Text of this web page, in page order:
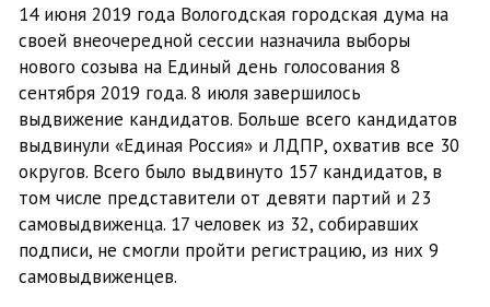
14 июня 2019 года Вологодская городская дума на
своей внеочередной сессии назначила выборы
нового созыва на Единый день голосования 8
сентября 2019 года. 8 июля завершилось
выдвижение кандидатов. Больше всего кандидатов
выдвинули «Единая Россия» и ЛДПР, охватив все 30
округов. Всего было выдвинуто 157 кандидатов, в
том числе представители от девяти партий и 23
самовыдвиженца. 17 человек из 32, собиравших
подписи, не смогли пройти регистрацию, из них 9
самовыдвиженцев.